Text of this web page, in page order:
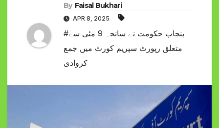
By Faisal Bukhari
APR 8, 2025
#پنجاب حکومت نے سانحہ 9 مئی سے
متعلق رپورٹ سپریم کورٹ میں جمع
کروادی